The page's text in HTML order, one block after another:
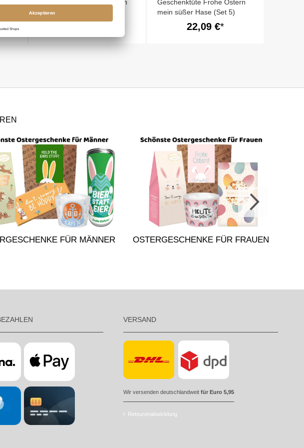
Geschenktüte Frohe Ostern
(Set 7 - Ramiro) – Witziges
Ostergeschenk
Geschenktüte Frohe Ostern
mein süßer Hase (Set 5)
22,09 €
FÜR MÄNNER OSTERGESCHENKE FÜR FRAUEN
VERSAND
Wir versenden deutschlandweit für Euro 5,95
Retourenabwicklung